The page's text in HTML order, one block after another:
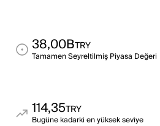
38,00BTRY
Tamamen Seyreltilmiş Piyasa Değeri
114,35TRY
Bugüne kadarki̇ en yüksek sevi̇ye